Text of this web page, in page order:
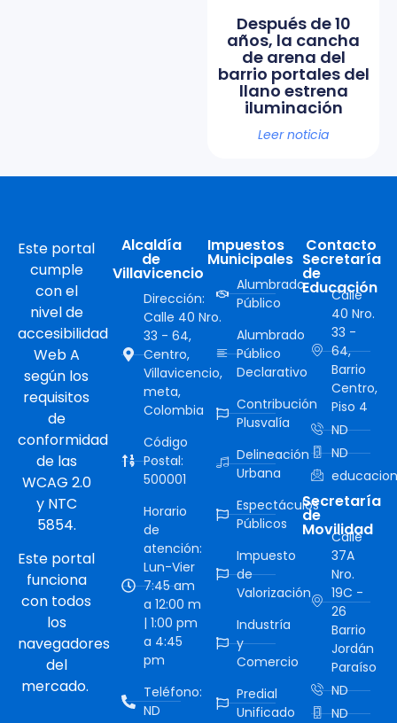
Después de 10
años, la cancha
de arena del
barrio portales del
llano estrena
iluminación
Leer noticia
Este portal
cumple
con el
nivel de
accesibilidad
Web A
según los
requisitos
de
conformidad
de las
WCAG 2.0
y NTC
5854.
Este portal
funciona
con todos
los
navegadores
del
mercado.
Alcaldía
de
Villavicencio
Dirección:
Calle 40 Nro.
33 - 64,
Centro,
Villavicencio,
meta,
Colombia
Código
Postal:
500001
Horario
de
atención:
Lun-Vier
7:45 am
a 12:00 m
| 1:00 pm
a 4:45
pm
Teléfono:
ND
Impuestos
Municipales
Alumbrado
Público
Alumbrado
Público
Declarativo
Contribución
Plusvalía
Delineación
Urbana
Espectáculos
Públicos
Impuesto
de
Valorización
Industría
y
Comercio
Predial
Unificado
Contacto
Secretaría
de
Educación
Calle
40 Nro.
33 -
64,
Barrio
Centro,
Piso 4
ND
ND
Secretaría
de
Movilidad
Calle
37A
Nro.
19C -
26
Barrio
Jordán
Paraíso
ND
ND